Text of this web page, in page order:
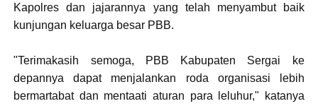
Kapolres dan jajarannya yang telah menyambut baik
kunjungan keluarga besar PBB.
"Terimakasih semoga, PBB Kabupaten Sergai ke
depannya dapat menjalankan roda organisasi lebih
bermartabat dan mentaati aturan para leluhur," katanya